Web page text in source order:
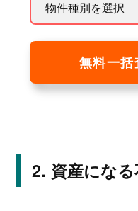
無料一
資産にな